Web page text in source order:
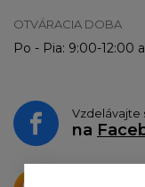
OTVÁRACIA DOBA
Po - Pia: 9:00-12:00
Vzdelávajte
na